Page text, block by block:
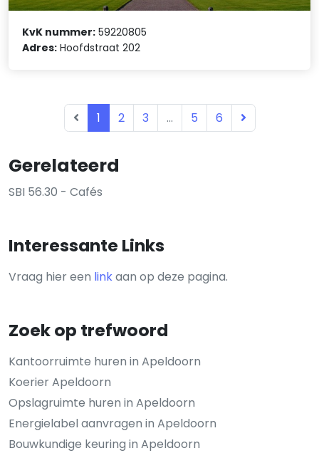
Gerelateerd
SBI 56.30 - Cafés
Interessante Links
Vraag hier een linkaan op deze pagina.
Zoek op trefwoord
Kantoorruimte huren in Apeldoorn
Koerier Apeldoorn
Opslagruimte huren in Apeldoorn
Energielabel aanvragen in Apeldoorn
Bouwkundige keuring in Apeldoorn
KvK nummer: 59220805
Adres: Hoofdstraat 202
1 2 3 ... 5 6